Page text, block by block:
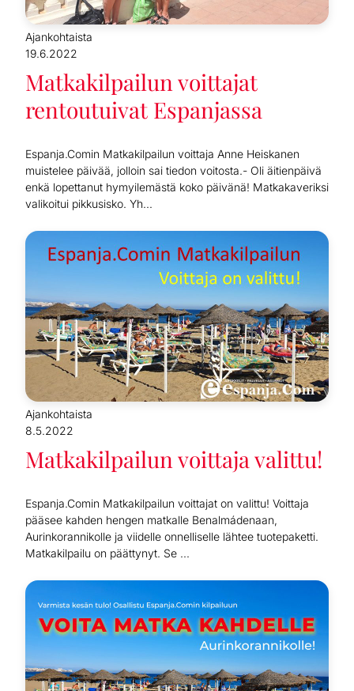
Ajankohtaista
19.6.2022
Matkakilpailun voittajat
rentoutuivat Espanjassa
Espanja.Comin Matkakilpailun voittaja Anne Heiskanen
muistelee päivää, jolloin sai tiedon voitosta.- Oli äitienpäivä
enkä lopettanut hymyilemästä koko päivänä! Matkakaveriksi
valikoitui pikkusisko. Yh...
Ajankohtaista
8.5.2022
Matkakilpailun voittaja valittu!
Espanja.Comin Matkakilpailun voittajat on valittu! Voittaja
pääsee kahden hengen matkalle Benalmádenaan,
Aurinkorannikolle ja viidelle onnelliselle lähtee tuotepaketti.
Matkakilpailu on päättynyt. Se ...